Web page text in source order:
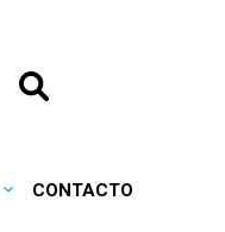
CONTACTO